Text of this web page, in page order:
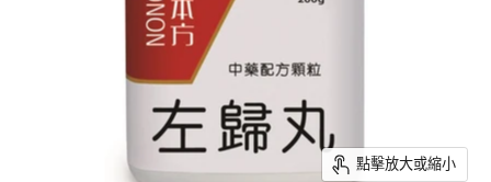
點擊放大或縮小